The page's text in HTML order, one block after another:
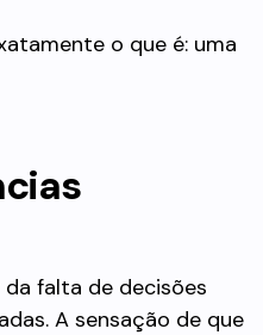
o que é: uma
falta de decisões
A sensação de que